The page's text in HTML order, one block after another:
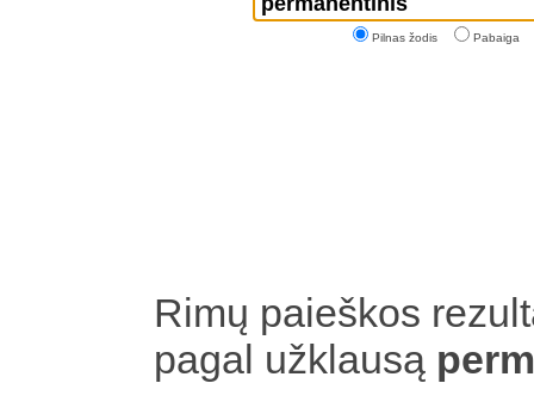
Pilnas žodis Pabaiga
Rimų paieškos
pagal užklausą